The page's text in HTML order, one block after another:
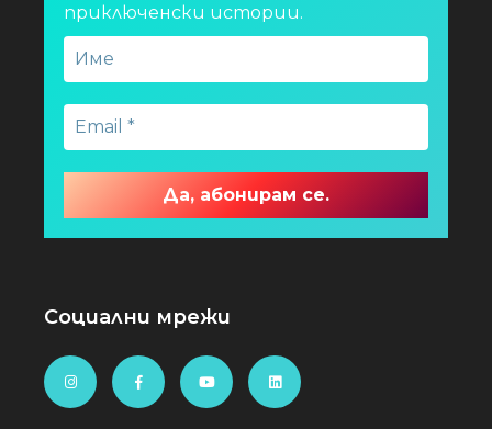
приключенски истории.
Социални мрежи